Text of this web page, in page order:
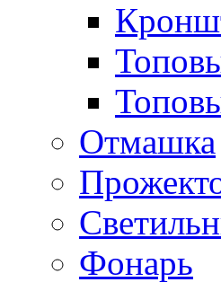
Отмашка
Фонарь